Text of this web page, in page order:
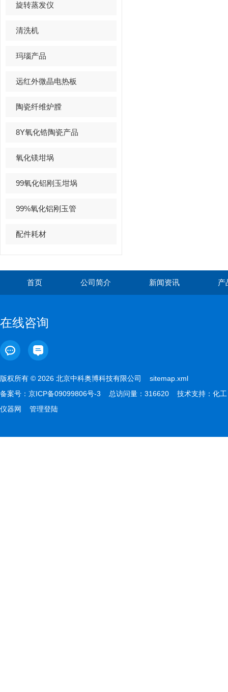
旋转蒸发仪
清洗机
玛瑙产品
远红外微晶电热板
陶瓷纤维炉膛
8Y氧化锆陶瓷产品
氧化镁坩埚
99氧化铝刚玉坩埚
99%氧化铝刚玉管
配件耗材
首页 公司简介 新闻资讯 产
在线咨询
版权所有 © 2026 北京中科奥博科技有限公司 sitemap.xml
备案号： 京ICP备09099806号-3 总访问量：316620 技术支持： 化工
仪器网
管理登陆